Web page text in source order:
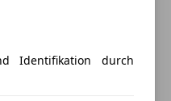
Identifikation durch